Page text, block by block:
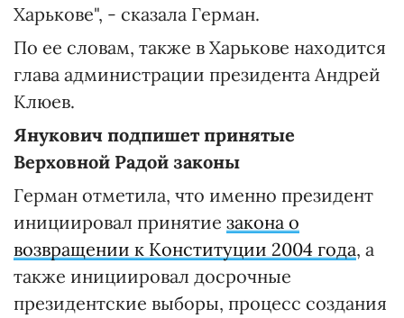
Харькове", - сказала Герман.
По ее словам, также в Харькове находится
глава администрации президента Андрей
Клюев.
Янукович подпишет принятые
Верховной Радой законы
Герман отметила, что именно президент
инициировал принятие закона о
возвращении к Конституции 2004 года, а
также инициировал досрочные
президентские выборы, процесс создания